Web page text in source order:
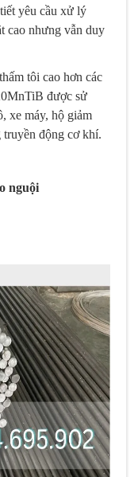
yêu cầu xử lý
cao nhưng vẫn duy
tôi cao hơn các
được sử
xe máy, hộ giảm
truyền động cơ khí.
nguội